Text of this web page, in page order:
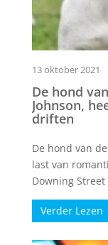
13 oktober 2021
De hond
Johnson,
driften
De hond van
last van
Downing
Verder Lezen